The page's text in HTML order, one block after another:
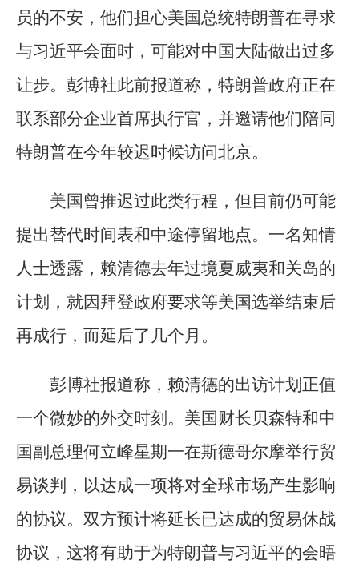
员的不安，他们担心美国总统特朗普在寻求
与习近平会面时，可能对中国大陆做出过多
让步。彭博社此前报道称，特朗普政府正在
联系部分企业首席执行官，并邀请他们陪同
特朗普在今年较迟时候访问北京。
美国曾推迟过此类行程，但目前仍可能
提出替代时间表和中途停留地点。一名知情
人士透露，赖清德去年过境夏威夷和关岛的
计划，就因拜登政府要求等美国选举结束后
再成行，而延后了几个月。
彭博社报道称，赖清德的出访计划正值
一个微妙的外交时刻。美国财长贝森特和中
国副总理何立峰星期一在斯德哥尔摩举行贸
易谈判，以达成一项将对全球市场产生影响
的协议。双方预计将延长已达成的贸易休战
协议，这将有助于为特朗普与习近平的会晤